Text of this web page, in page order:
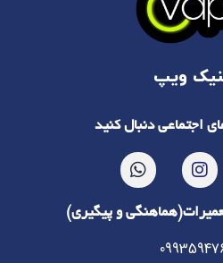
ویپ
اجتماعی دنبال کنید
و پیگیری)